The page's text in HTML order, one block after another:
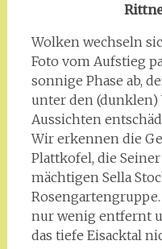
Wolken wechseln
Foto vom Aufstieg
sonnige Phase ab,
unter den (dunklen)
Aussichten
Wir erkennen die
Plattkofel, die
mächtigen Sella
nur wenig entfernt
das tiefe Eisacktal